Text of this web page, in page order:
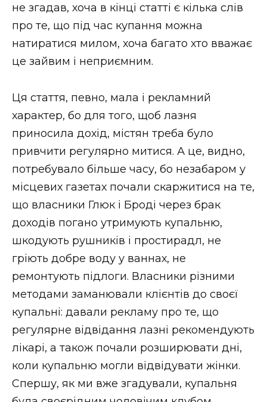
не згадав, хоча в кінці статті є кілька слів
про те, що під час купання можна
натиратися милом, хоча багато хто вважає
це зайвим і неприємним.
Ця стаття, певно, мала і рекламний
характер, бо для того, щоб лазня
приносила дохід, містян треба було
привчити регулярно митися. А це, видно,
потребувало більше часу, бо незабаром у
місцевих газетах почали скаржитися на те,
що власники Глюк і Броді через брак
доходів погано утримують купальню,
шкодують рушників і простирадл, не
гріють добре воду у ваннах, не
ремонтують підлоги. Власники різними
методами заманювали клієнтів до своєї
купальні: давали рекламу про те, що
регулярне відвідання лазні рекомендують
лікарі, а також почали розширювати дні,
коли купальню могли відвідувати жінки.
Спершу, як ми вже згадували, купальня